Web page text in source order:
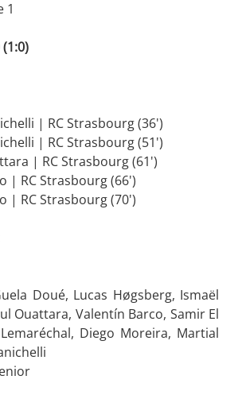
1
| RC Strasbourg (36')
| RC Strasbourg (51')
| RC Strasbourg (61')
| RC Strasbourg (66')
| RC Strasbourg (70')
Doué, Lucas Høgsberg, Ismaël
Ouattara, Valentín Barco, Samir El
Diego Moreira, Martial